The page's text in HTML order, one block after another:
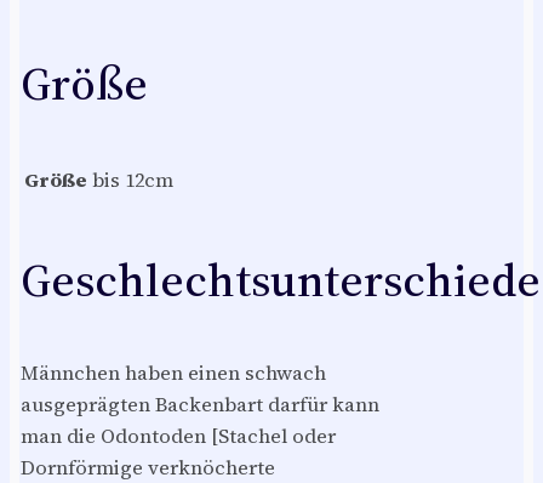
Größe
Größe bis 12cm
Geschlechtsunterschiede
Männchen haben einen schwach
ausgeprägten Backenbart darfür kann
man die Odontoden [Stachel oder
Dornförmige verknöcherte